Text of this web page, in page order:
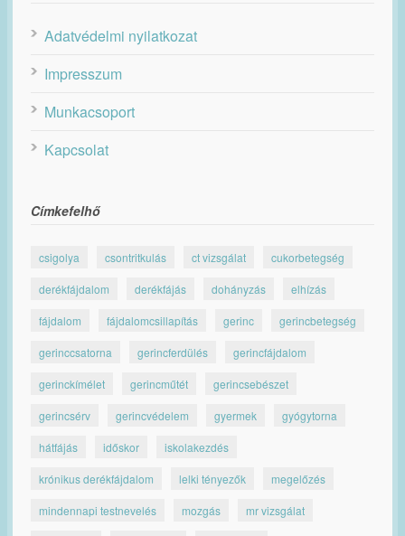
Adatvédelmi nyilatkozat
Impresszum
Munkacsoport
Kapcsolat
Címkefelhő
csigolya csontritkulás ct vizsgálat cukorbetegség
derékfájdalom derékfájás dohányzás elhízás
fájdalom fájdalomcsillapítás gerinc gerincbetegség
gerinccsatorna gerincferdülés gerincfájdalom
gerinckímélet gerincműtét gerincsebészet
gerincsérv gerincvédelem gyermek gyógytorna
hátfájás időskor iskolakezdés
krónikus derékfájdalom lelki tényezők megelőzés
mindennapi testnevelés mozgás mr vizsgálat